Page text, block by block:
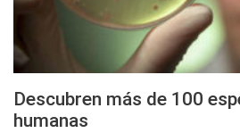
Descubren más de 100
humanas